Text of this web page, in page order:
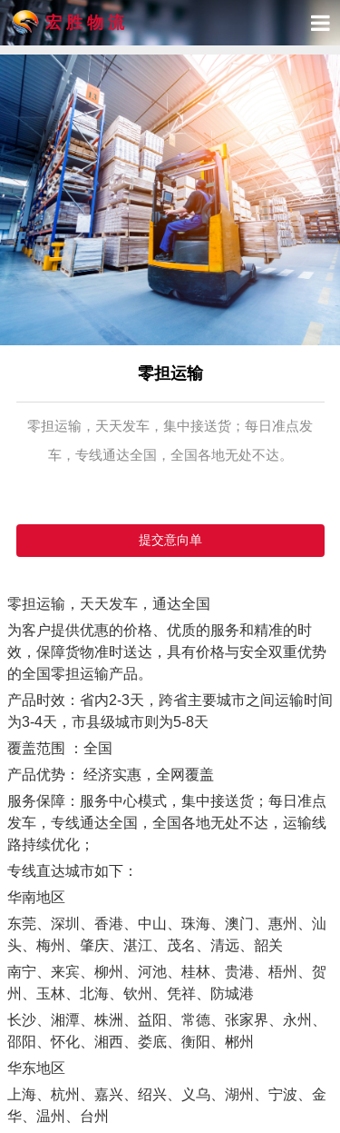
宏 胜 物 流
首
关
产
精
物
联
零担运输
零担运输，天天发车，集中接送货；每日准点发
车，专线通达全国，全国各地无处不达。
提交意向单
零担运输，天天发车，通达全国
为客户提供优惠的价格、优质的服务和精准的时
效，保障货物准时送达，具有价格与安全双重优势
的全国零担运输产品。
产品时效：省内2-3天，跨省主要城市之间运输时间
为3-4天，市县级城市则为5-8天
覆盖范围 ：全国
产品优势： 经济实惠，全网覆盖
服务保障：服务中心模式，集中接送货；每日准点
发车，专线通达全国，全国各地无处不达，运输线
路持续优化；
专线直达城市如下：
华南地区
东莞、深圳、香港、中山、珠海、澳门、惠州、汕
头、梅州、肇庆、湛江、茂名、清远、韶关
南宁、来宾、柳州、河池、桂林、贵港、梧州、贺
州、玉林、北海、钦州、凭祥、防城港
长沙、湘潭、株洲、益阳、常德、张家界、永州、
邵阳、怀化、湘西、娄底、衡阳、郴州
华东地区
上海、杭州、嘉兴、绍兴、义乌、湖州、宁波、金
华、温州、台州